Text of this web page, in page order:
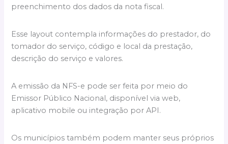
preenchimento dos dados da nota fiscal.
Esse layout contempla informações do prestador, do
tomador do serviço, código e local da prestação,
descrição do serviço e valores.
A emissão da NFS-e pode ser feita por meio do
Emissor Público Nacional, disponível via web,
aplicativo mobile ou integração por API.
Os municípios também podem manter seus próprios